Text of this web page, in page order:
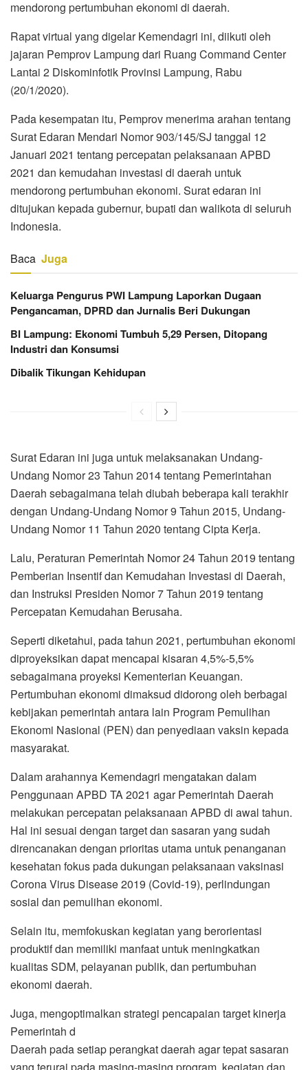
mendorong pertumbuhan ekonomi di daerah.
Rapat virtual yang digelar Kemendagri ini, diikuti oleh
jajaran Pemprov Lampung dari Ruang Command Center
Lantai 2 Diskominfotik Provinsi Lampung, Rabu
(20/1/2020).
Pada kesempatan itu, Pemprov menerima arahan tentang
Surat Edaran Mendari Nomor 903/145/SJ tanggal 12
Januari 2021 tentang percepatan pelaksanaan APBD
2021 dan kemudahan investasi di daerah untuk
mendorong pertumbuhan ekonomi. Surat edaran ini
ditujukan kepada gubernur, bupati dan walikota di seluruh
Indonesia.
Baca Juga
Keluarga Pengurus PWI Lampung Laporkan Dugaan
Pengancaman, DPRD dan Jurnalis Beri Dukungan
BI Lampung: Ekonomi Tumbuh 5,29 Persen, Ditopang
Industri dan Konsumsi
Dibalik Tikungan Kehidupan
Surat Edaran ini juga untuk melaksanakan Undang-
Undang Nomor 23 Tahun 2014 tentang Pemerintahan
Daerah sebagaimana telah diubah beberapa kali terakhir
dengan Undang-Undang Nomor 9 Tahun 2015, Undang-
Undang Nomor 11 Tahun 2020 tentang Cipta Kerja.
Lalu, Peraturan Pemerintah Nomor 24 Tahun 2019 tentang
Pemberian Insentif dan Kemudahan Investasi di Daerah,
dan Instruksi Presiden Nomor 7 Tahun 2019 tentang
Percepatan Kemudahan Berusaha.
Seperti diketahui, pada tahun 2021, pertumbuhan ekonomi
diproyeksikan dapat mencapai kisaran 4,5%-5,5%
sebagaimana proyeksi Kementerian Keuangan.
Pertumbuhan ekonomi dimaksud didorong oleh berbagai
kebijakan pemerintah antara lain Program Pemulihan
Ekonomi Nasional (PEN) dan penyediaan vaksin kepada
masyarakat.
Dalam arahannya Kemendagri mengatakan dalam
Penggunaan APBD TA 2021 agar Pemerintah Daerah
melakukan percepatan pelaksanaan APBD di awal tahun.
Hal ini sesuai dengan target dan sasaran yang sudah
direncanakan dengan prioritas utama untuk penanganan
kesehatan fokus pada dukungan pelaksanaan vaksinasi
Corona Virus Disease 2019 (Covid-19), perlindungan
sosial dan pemulihan ekonomi.
Selain itu, memfokuskan kegiatan yang berorientasi
produktif dan memiliki manfaat untuk meningkatkan
kualitas SDM, pelayanan publik, dan pertumbuhan
ekonomi daerah.
Juga, mengoptimalkan strategi pencapaian target kinerja
Pemerintah d
Daerah pada setiap perangkat daerah agar tepat sasaran
yang terurai pada masing-masing program, kegiatan dan